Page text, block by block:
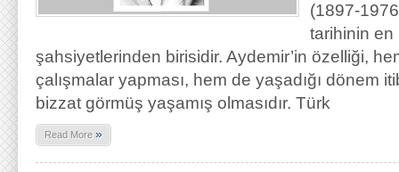
(1897-
tarihinin en
şahsiyetlerinden birisidir. Aydemir’in özelliği,
çalışmalar yapması, hem de yaşadığı dönem
bizzat görmüş yaşamış olmasıdır. Türk
Read More »